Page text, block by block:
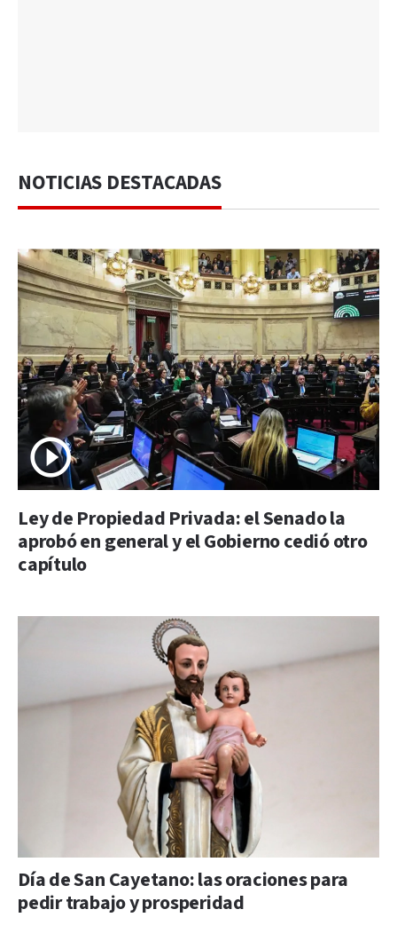
NOTICIAS DESTACADAS
Ley de Propiedad Privada: el Senado la
aprobó en general y el Gobierno cedió otro
capítulo
Día de San Cayetano: las oraciones para
pedir trabajo y prosperidad